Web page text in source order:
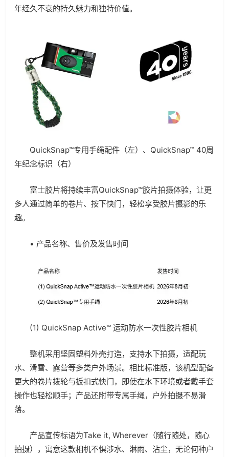
年经久不衰的持久魅力和独特价值。
QuickSnap™专用手绳配件（左）、QuickSnap™ 40周
年纪念标识（右）
富士胶片将持续丰富QuickSnap™胶片拍摄体验，让更
多人通过简单的卷片、按下快门，轻松享受胶片摄影的乐
趣。
• 产品名称、售价及发售时间
(1) QuickSnap Active™ 运动防水一次性胶片相机
整机采用坚固塑料外壳打造，支持水下拍摄，适配玩
水、滑雪、露营等多类户外场景。相比标准版，该机型配备
更大的卷片拨轮与扳扣式快门，即使在水下环境或者戴手套
操作也轻松顺手；产品还附带专属手绳，户外拍摄不易滑
落。
产品宣传标语为Take it, Wherever（随行随处，随心
拍摄），寓意这款相机不惧涉水、淋雨、沾尘，无论何种户